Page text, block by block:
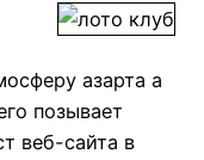
азарта а
позывает
веб-сайта в